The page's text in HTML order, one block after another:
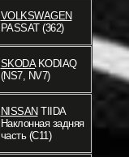
VOLKSWAGEN
PASSAT (362)
SKODAKODIAQ
(NS7, NV7)
NISSAN TIIDA
Наклонная задняя
часть (C11)